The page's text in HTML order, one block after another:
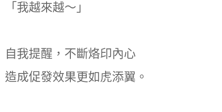
「我越來越～」
自我提醒，不斷烙印內心
造成促發效果更如虎添翼。